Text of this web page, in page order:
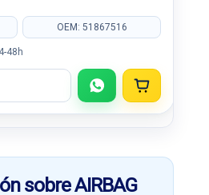
OEM: 51867516
48h
sobre AIRBAG